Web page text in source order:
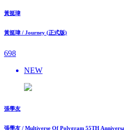
黃挺瑋
黃挺瑋 / Journey (正式版)
698
NEW
張學友
張學友 / Multiverse Of Polygram 55TH